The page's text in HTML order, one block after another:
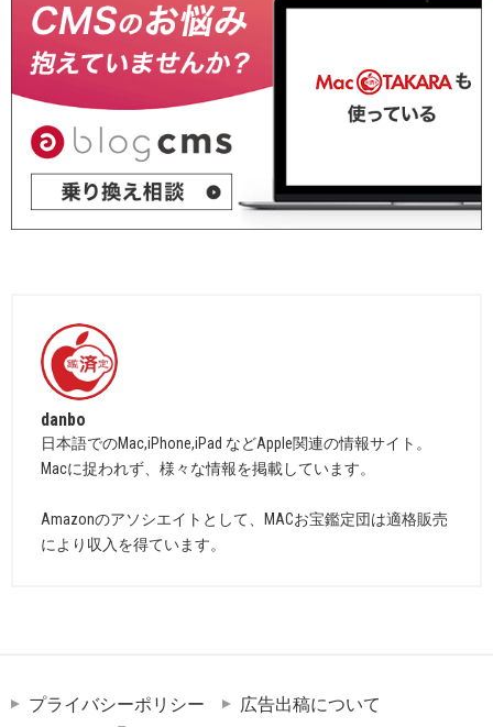
danbo
日本語でのMac,iPhone,iPad などApple関連の情報サイト。
Macに捉われず、様々な情報を掲載しています。
Amazonのアソシエイトとして、MACお宝鑑定団は適格販売
により収入を得ています。
プライバシーポリシー
広告出稿について